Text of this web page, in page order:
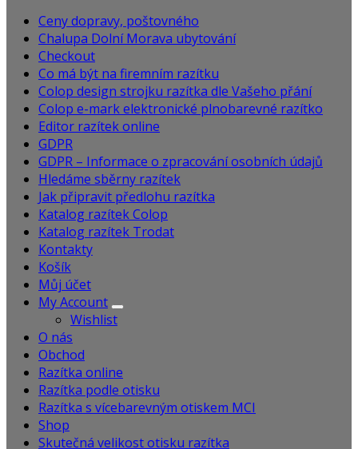
Ceny dopravy, poštovného
Chalupa Dolní Morava ubytování
Checkout
Co má být na firemním razítku
Colop design strojku razítka dle Vašeho přání
Colop e-mark elektronické plnobarevné razítko
Editor razítek online
GDPR
GDPR – Informace o zpracování osobních údajů
Hledáme sběrny razítek
Jak připravit předlohu razítka
Katalog razítek Colop
Katalog razítek Trodat
Kontakty
Košík
Můj účet
My Account
Wishlist
O nás
Obchod
Razítka online
Razítka podle otisku
Razítka s vícebarevným otiskem MCI
Shop
Skutečná velikost otisku razítka